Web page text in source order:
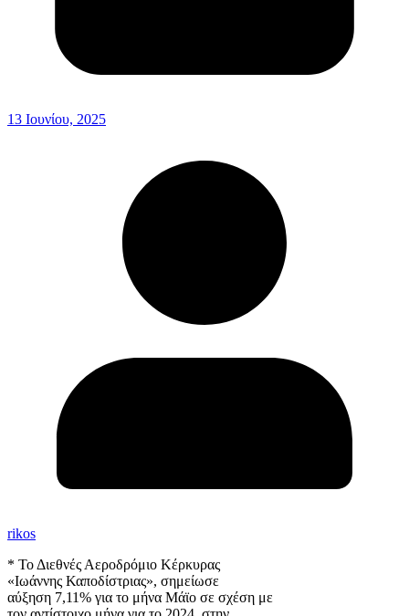
13 Ιουνίου, 2025
rikos
* Το Διεθνές Αεροδρόμιο Κέρκυρας
«Ιωάννης Καποδίστριας», σημείωσε
αύξηση 7,11% για το μήνα Μάϊο σε σχέση με